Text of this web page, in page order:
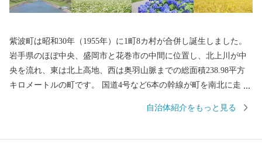
紫波町は昭和30年（1955年）に1町8カ村が合併し誕生しました。
岩手県のほぼ中央、盛岡市と花巻市の中間に位置し、北上川が中
央を流れ、東は北上高地、西は奥羽山脈までの総面積238.98平方
キロメートルの町です。 国道4号など6本の幹線が町を南北に走
自治体紹介をもっと見る